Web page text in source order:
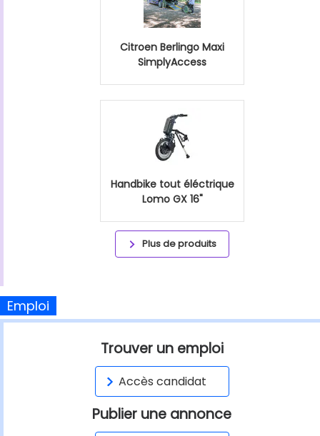
Citroen Berlingo Maxi
SimplyAccess
Handbike tout éléctrique
Lomo GX 16"
Plus de produits
Emploi
Trouver un emploi
Accès candidat
Publier une annonce